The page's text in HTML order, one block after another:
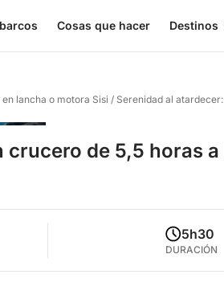
Cosas que hacer Destinos
en lancha o motora Sisi / Serenidad al
de 5,5 horas
5h30
DURACIÓN